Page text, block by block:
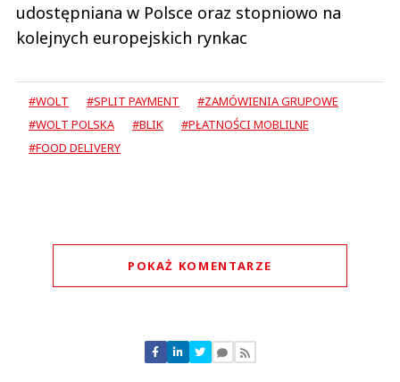
udostępniana w Polsce oraz stopniowo na
kolejnych europejskich rynkac
#WOLT #SPLIT PAYMENT
#ZAMÓWIENIA GRUPOWE
#WOLT POLSKA
#BLIK
#PŁATNOŚCI MOBLILNE
#FOOD DELIVERY
POKAŻ KOMENTARZE
Nie znaleziono komentarzy
Zostaw swoje komentarze